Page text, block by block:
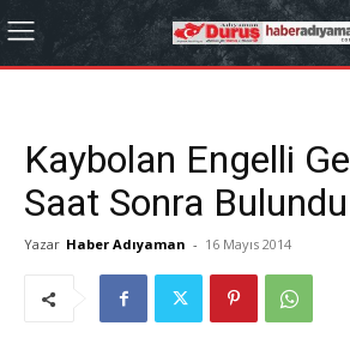
Kaybolan Engelli
Saat Sonra Bulundu
Yazar Haber Adıyaman - 16 Mayıs 2014